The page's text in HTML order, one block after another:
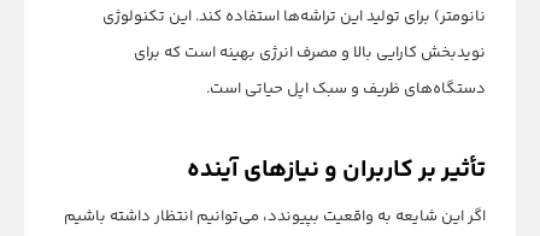
نانومتر) برای تولید این تراشه‌ها استفاده کند. این تکنولوژی
نویدبخش کارایی بالا و مصرف انرژی بهینه است که برای
دستگاه‌های ظریف و سبک اپل حیاتی است.
تأثیر بر کاربران و نیازهای آینده
اگر این شایعه به واقعیت بپیوندد، می‌توانیم انتظار داشته باشیم